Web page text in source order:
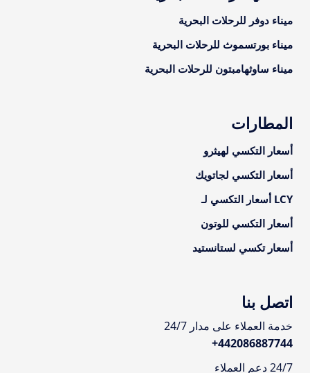
ميناء دوفر للرحلات البحرية
ميناء بورتسموث للرحلات البحرية
ميناء ساوثهامبتون للرحلات البحرية
المطارات
أسعار التكسي لهيثرو
أسعار التكسي لجاتويك
LCY أسعار التكسي لـ
أسعار التكسي للوتون
أسعار تكسي لستانستيد
اتصل بنا
خدمة العملاء على مدار 24/7
+442086887744
24/7 دعم العملاء